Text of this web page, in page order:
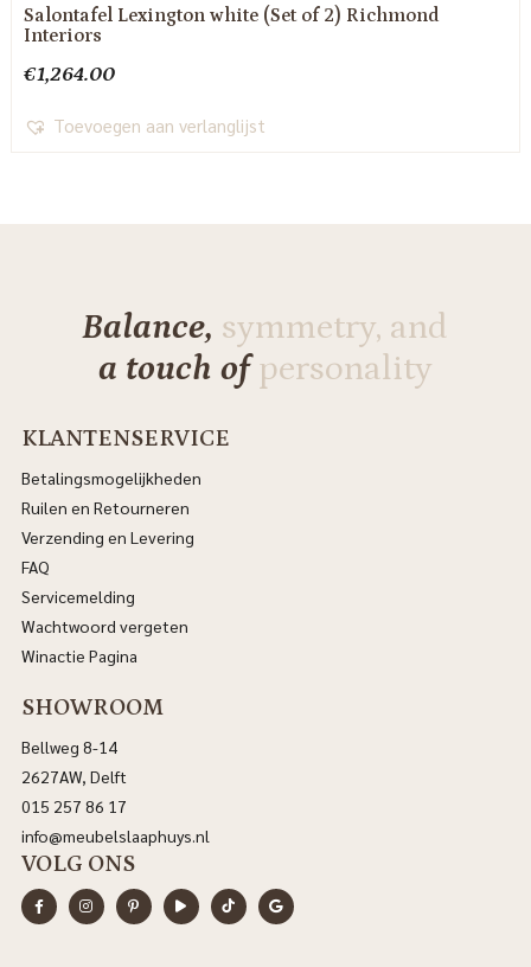
Salontafel Lexington white (Set of 2) Richmond
Interiors
€1,264.00
Toevoegen aan verlanglijst
Balance, symmetry, and
a touch ofpersonality
KLANTENSERVICE
Betalingsmogelijkheden
Ruilen en Retourneren
Verzending en Levering
FAQ
Servicemelding
Wachtwoord vergeten
Winactie Pagina
SHOWROOM
Bellweg 8-14
2627AW, Delft
015 257 86 17
info@meubelslaaphuys.nl
VOLG ONS